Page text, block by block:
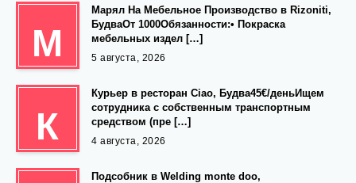
М
Марял На Мебельное Производство в Rizoniti,
БудваОт 1000Обязанности:• Покраска
мебельных издел […]
5 августа, 2026
К
Курьер в ресторан Ciao, Будва45€/деньИщем
сотрудника с собственным транспортным
средством (пре […]
4 августа, 2026
Подсобник в Welding monte doo,